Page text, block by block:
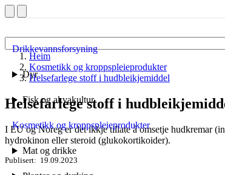
Drikkevannsforsyning
Dyr
Fisk og akvakultur
Kosmetikk og kroppspleieprodukter
Mat og drikke
Heim
Kosmetikk og kroppspleieprodukter
Helsefarlege stoff i hudbleikjemiddel
Helsefarlege stoff i
I EU og Noreg er det ikkje tillate å omsetje hudkremar
hydrokinon eller steroid (glukokortikoider).
Publisert 19.09.2023